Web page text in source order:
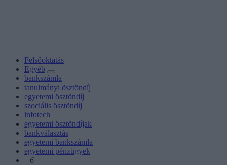
Felsőoktatás
Egyéb
bankszámla
tanulmányi ösztöndíj
egyetemi ösztöndíj
szociális ösztöndíj
infotech
egyetemi ösztöndíjak
bankválasztás
egyetemi bankszámla
egyetemi pénzügyek
+6